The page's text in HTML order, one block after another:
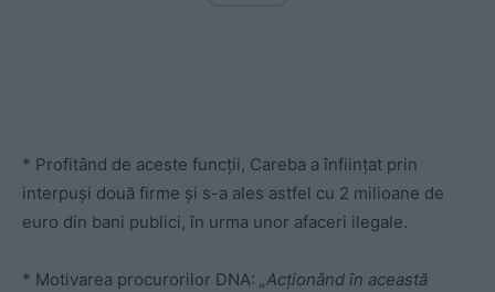
* Profitând de aceste funcții, Careba a înființat prin
interpuși două firme și s-a ales astfel cu 2 milioane de
euro din bani publici, în urma unor afaceri ilegale.
* Motivarea procurorilor DNA: „Acţionând în această